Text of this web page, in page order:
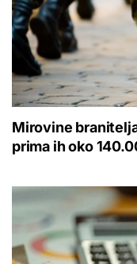
Mirovine
prima ih oko